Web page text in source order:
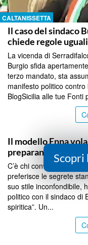
CALTANISSETTA
Il caso del sindaco
chiede regole
La vicenda di
Burgio sfida
terzo mandato, sta
manifesto politico contro
BlogSicilia alle tue Fonti
Il modello Enna
preparano la tavola
C’è chi convoca
preferisce le segrete
suo stile inconfondibile,
politico con il sindaco di
spiritica”. Un...